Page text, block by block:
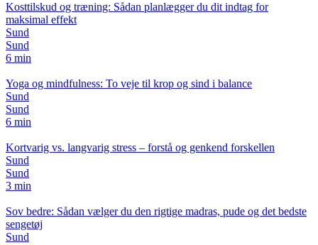
Kosttilskud og træning: Sådan planlægger du dit indtag for
maksimal effekt
Sund
Sund
6 min
Yoga og mindfulness: To veje til krop og sind i balance
Sund
Sund
6 min
Kortvarig vs. langvarig stress – forstå og genkend forskellen
Sund
Sund
3 min
Sov bedre: Sådan vælger du den rigtige madras, pude og det bedste
sengetøj
Sund